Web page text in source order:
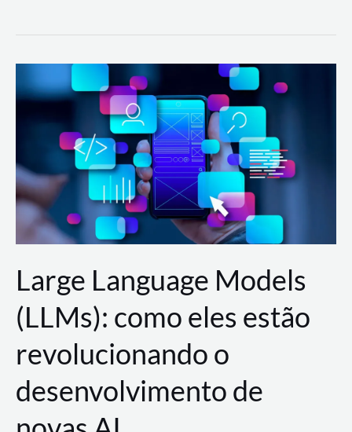
migrar
de
a
AWS?
Large Language Models
(LLMs): como eles estão
revolucionando o
desenvolvimento de